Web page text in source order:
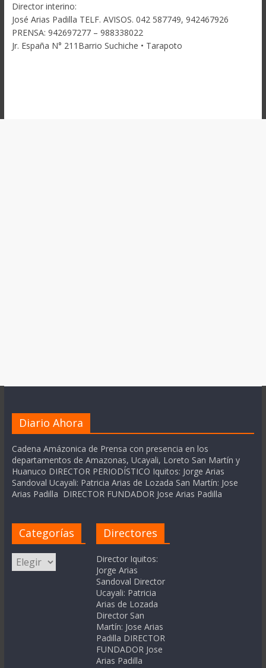
Director interino:
José Arias Padilla TELF. AVISOS. 042 587749, 942467926
PRENSA: 942697277 – 988338022
Jr. España N° 211Barrio Suchiche • Tarapoto
Diario Ahora
Cadena Amázonica de Prensa con presencia en los
departamentos de Amazonas, Ucayali, Loreto San Martín y
Huanuco DIRECTOR PERIODÍSTICO Iquitos: Jorge Arias
Sandoval Ucayali: Patricia Arias de Lozada San Martín: Jose
Arias Padilla DIRECTOR FUNDADOR Jose Arias Padilla
Categorías
Categorías
Directores
Director Iquitos:
Jorge Arias
Sandoval Director
Ucayali: Patricia
Arias de Lozada
Director San
Martín: Jose Arias
Padilla DIRECTOR
FUNDADOR Jose
Arias Padilla